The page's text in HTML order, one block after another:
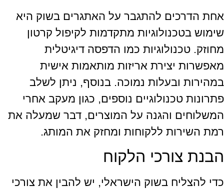
אחת הדרכים להתגבר על האתגרים בשוק היא
שימוש בטכנולוגיות מתקדמות לקיפול קרטון
מחוזק. טכנולוגיות כמו הדפסה דיגיטלית
מאפשרות יצירת אריזות מותאמות אישית
במהירות ובעלות נמוכה. בנוסף, ניתן לשלב
פתרונות טכנולוגיים נוספים, כגון מעקב אחרי
המשלוחים והגנה על המוצרים, דבר שמעלה את
רמת השירות ללקוחות ומחזק את המותג.
הבנת צורכי הלקוח
כדי להצליח בשוק הישראלי, יש להבין את צורכי